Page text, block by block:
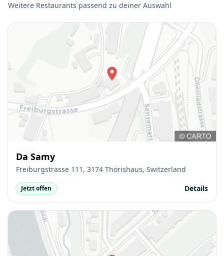
Weitere Restaurants passend zu deiner Auswahl
Da Samy
Freiburgstrasse 111, 3174 Thörishaus, Switzerland
Jetzt offen Details